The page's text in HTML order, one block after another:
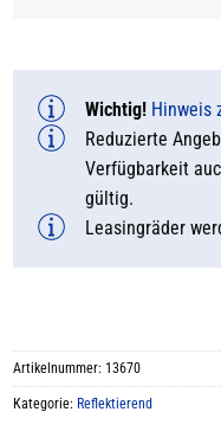
Wichtig! Hinweis
Reduzierte
Verfügbarkeit
gültig.
Leasingräder
Artikelnummer: 13670
Kategorie: Reflektierend